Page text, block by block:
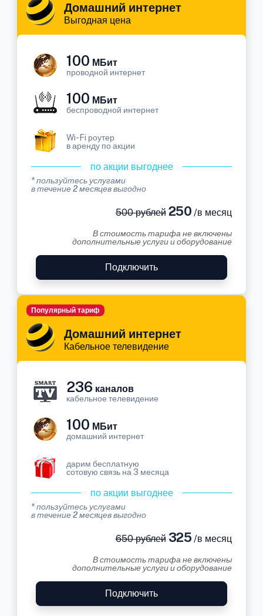
Домашний интернет
Выгодная цена
100 МБит
проводной интернет
100 МБит
беспроводной интернет
Wi-Fi роутер
в аренду по акции
по акции выгоднее
* пользуйтесь услугами
в течение 2 месяцев выгодно
500 рублей250 /в месяц
В стоимость тарифа не включены
дополнительные услуги и оборудование
Подключить
Домашний интернет
Кабельное телевидение
Популярный тариф
236 каналов
кабельное телевидение
100 МБит
домашний интернет
дарим бесплатную
сотовую связь на 3 месяца
по акции выгоднее
* пользуйтесь услугами
в течение 2 месяцев выгодно
650 рублей325 /в месяц
В стоимость тарифа не включены
дополнительные услуги и оборудование
Подключить